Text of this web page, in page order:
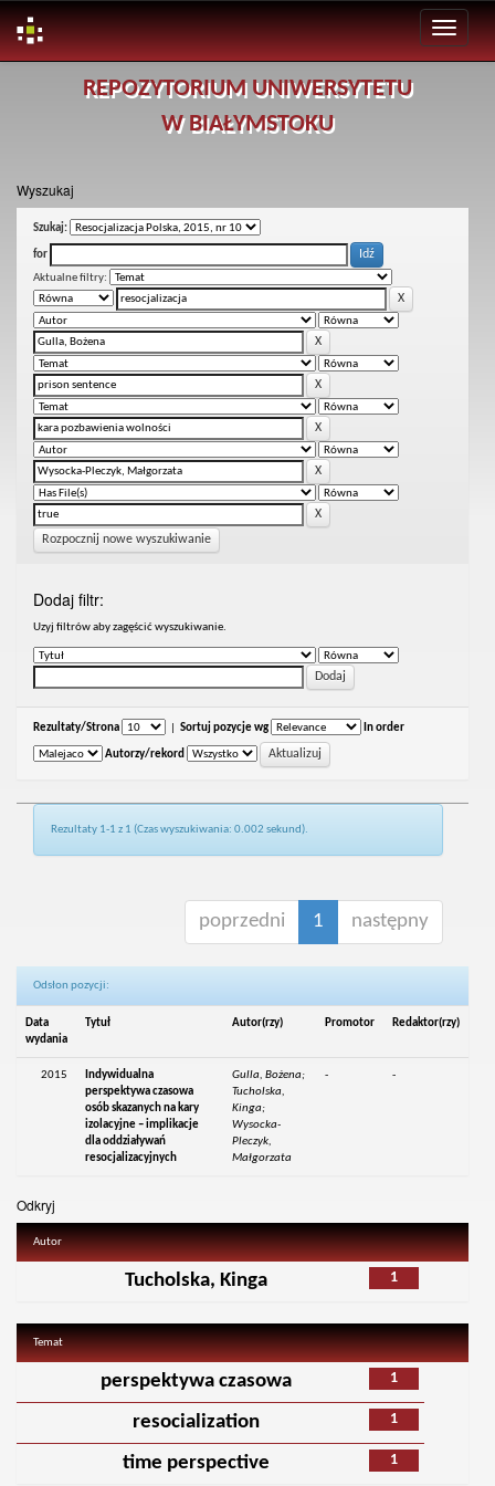
REPOZYTORIUM UNIWERSYTETU
W BIAŁYMSTOKU
Wyszukaj
Szukaj:
for
Aktualne filtry:
Rozpocznij nowe wyszukiwanie
Dodaj filtr:
Uzyj filtrów aby zagęścić wyszukiwanie.
Rezultaty/Strona Sortuj pozycje wg In order
Autorzy/rekord
Rezultaty 1-1 z 1 (Czas wyszukiwania: 0.002 sekund).
poprzedni 1 następny
Odsłon pozycji:
Data
wydania
Tytuł Autor(rzy) Promotor Redaktor(rzy)
2015
Indywidualna
perspektywa czasowa
osób skazanych na kary
izolacyjne – implikacje
dla oddziaływań
resocjalizacyjnych
Gulla, Bożena;
Tucholska,
Kinga;
Wysocka-
Pleczyk,
Małgorzata
- -
Odkryj
Autor
1
Tucholska, Kinga
Temat
1
perspektywa czasowa
1
resocialization
1
time perspective